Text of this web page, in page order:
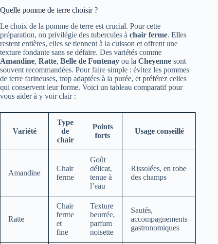
Quelle pomme de terre choisir ?
Le choix de la pomme de terre est crucial. Pour cette
préparation, on privilégie des tubercules à chair ferme. Elles
restent entières, elles se tiennent à la cuisson et offrent une
texture fondante sans se défaire. Des variétés comme
Amandine, Ratte, Belle de Fontenay ou la Cheyenne sont
souvent recommandées. Pour faire simple : évitez les pommes
de terre farineuses, trop adaptées à la purée, et préférez celles
qui conservent leur forme. Voici un tableau comparatif pour
vous aider à y voir clair :
Variété
Type
de
chair
Points
forts
Usage conseillé
Amandine
Chair
ferme
Goût
délicat,
tenue à
l’eau
Rissolées, en robe
des champs
Ratte
Chair
ferme
et
fine
Texture
beurrée,
parfum
noisette
Sautés,
accompagnements
gastronomiques